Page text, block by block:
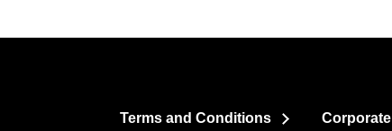
Terms and Conditions Corporate